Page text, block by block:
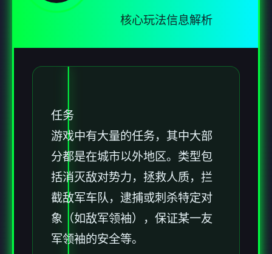
核心玩法信息解析
任务
游戏中有大量的任务，其中大部
分都是在城市以外地区。类型包
括消灭敌对势力，拯救人质，拦
截敌军车队，逮捕或刺杀特定对
象（如敌军领袖），保证某一友
军领袖的安全等。